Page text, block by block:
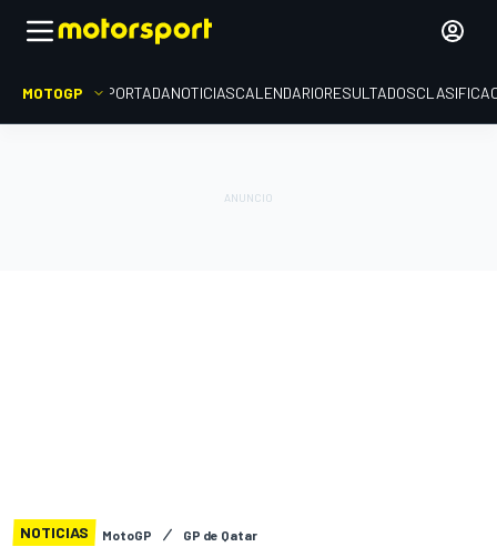
MOTOGP PORTADANOTICIASCALENDARIORESULTADOS
NOTICIAS MotoGP GP de Qatar